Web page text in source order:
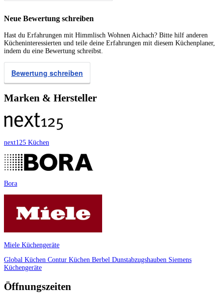
Neue Bewertung schreiben
Hast du Erfahrungen mit Himmlisch Wohnen Aichach? Bitte hilf anderen
Kücheninteressierten und teile deine Erfahrungen mit diesem Küchenplaner,
indem du eine Bewertung schreibst.
Bewertung schreiben
Marken & Hersteller
next125 Küchen
Bora
Miele Küchengeräte
Global Küchen Contur Küchen Berbel Dunstabzugshauben Siemens
Küchengeräte
Öffnungszeiten